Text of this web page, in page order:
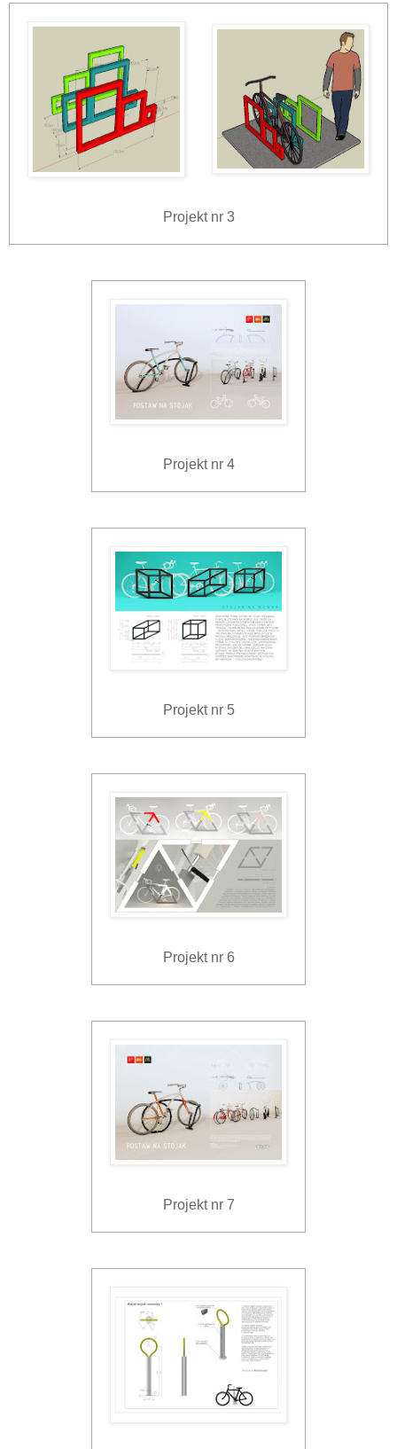
Projekt nr 3
Projekt nr 4
Projekt nr 5
Projekt nr 6
Projekt nr 7